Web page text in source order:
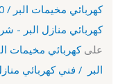
كهربائي منازل البر -
على
البر / فني كهربائي